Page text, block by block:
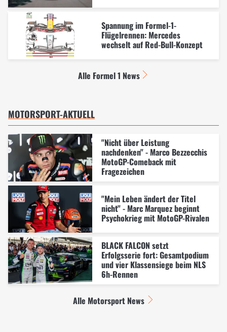
Spannung im Formel-1-
Flügelrennen: Mercedes
wechselt auf Red-Bull-Konzept
Alle Formel 1 News
MOTORSPORT-AKTUELL
"Nicht über Leistung
nachdenken" - Marco Bezzecchis
MotoGP-Comeback mit
Fragezeichen
"Mein Leben ändert der Titel
nicht" - Marc Marquez beginnt
Psychokrieg mit MotoGP-Rivalen
BLACK FALCON setzt
Erfolgsserie fort: Gesamtpodium
und vier Klassensiege beim NLS
6h-Rennen
Alle Motorsport News